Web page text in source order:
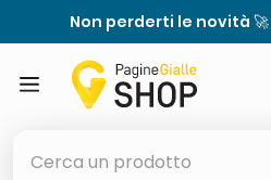
Non perderti le novità 🚀